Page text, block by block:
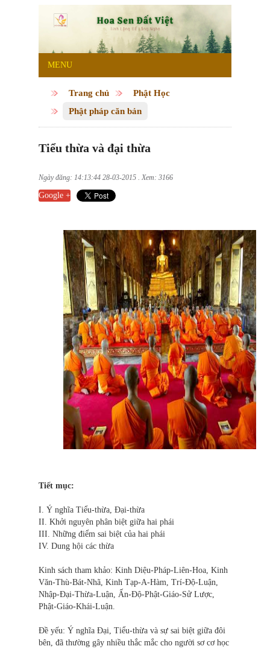
MENU
Trang chủ
Phật Học
Phật pháp căn bản
Tiểu thừa và đại thừa
Ngày đăng: 14:13:44 28-03-2015 . Xem: 3166
Google +
Tiết mục:
I. Ý nghĩa Tiểu-thừa, Đại-thừa
II. Khởi nguyên phân biệt giữa hai phái
III. Những điểm sai biệt của hai phái
IV. Dung hội các thừa
Kinh sách tham khảo: Kinh Diệu-Pháp-Liên-Hoa, Kinh
Văn-Thù-Bát-Nhã, Kinh Tạp-A-Hàm, Trí-Độ-Luận,
Nhập-Đại-Thừa-Luận, Ấn-Độ-Phật-Giáo-Sử Lược,
Phật-Giáo-Khái-Luận.
Đề yếu: Ý nghĩa Đại, Tiểu-thừa và sự sai biệt giữa đôi
bên, đã thường gây nhiều thắc mắc cho người sơ cơ học